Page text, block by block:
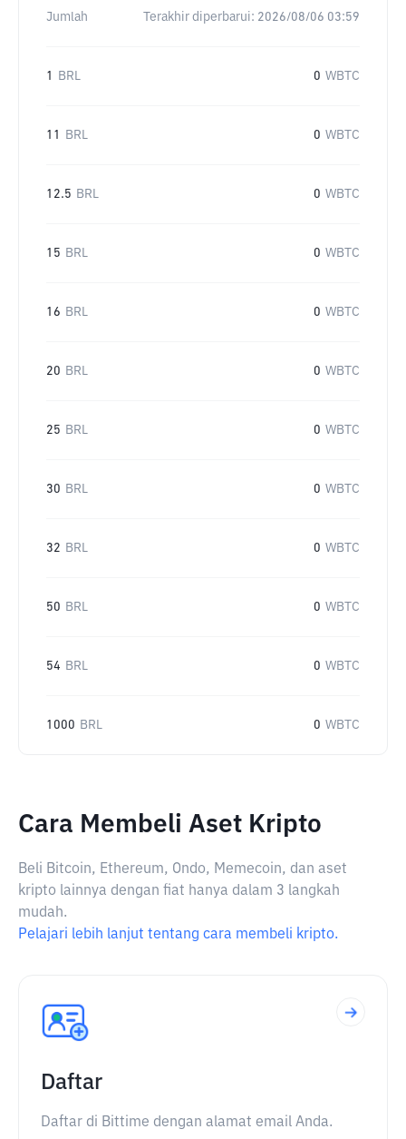
Jumlah Terakhir diperbarui: 2026/08/06 03:59
1 BRL 0 WBTC
11 BRL 0 WBTC
12.5 BRL 0 WBTC
15 BRL 0 WBTC
16 BRL 0 WBTC
20 BRL 0 WBTC
25 BRL 0 WBTC
30 BRL 0 WBTC
32 BRL 0 WBTC
50 BRL 0 WBTC
54 BRL 0 WBTC
1000 BRL 0 WBTC
Cara Membeli Aset Kripto
Beli Bitcoin, Ethereum, Ondo, Memecoin, dan aset
kripto lainnya dengan fiat hanya dalam 3 langkah
mudah.
Pelajari lebih lanjut tentang cara membeli kripto.
Daftar
Daftar di Bittime dengan alamat email Anda.